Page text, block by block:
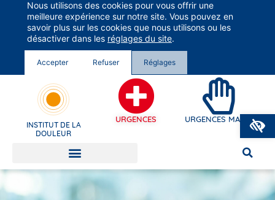
Groupe Vivalto Santé
Entre nous, la vie
INSTITUT DE LA
DOULEUR
URGENCES URGENCES MAINS
Nous utilisons des cookies pour vous offrir une
meilleure expérience sur notre site. Vous pouvez en
savoir plus sur les cookies que nous utilisons ou les
désactiver dans les réglages du site.
Accepter Refuser Réglages